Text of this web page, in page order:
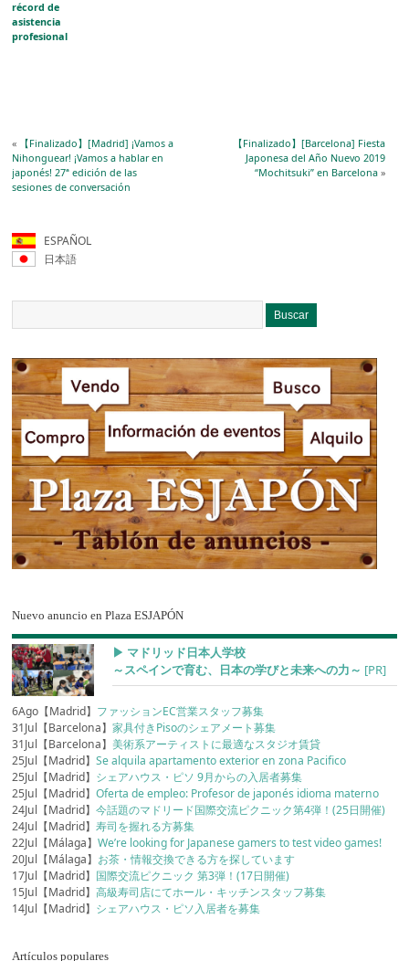
récord de
asistencia
profesional
« 【Finalizado】[Madrid] ¡Vamos a
Nihonguear! ¡Vamos a hablar en
japonés! 27ª edición de las
sesiones de conversación
【Finalizado】[Barcelona] Fiesta
Japonesa del Año Nuevo 2019
“Mochitsuki” en Barcelona»
ESPAÑOL
日本語
Nuevo anuncio en Plaza ESJAPÓN
▶︎ マドリッド日本人学校
～スペインで育む、日本の学びと未来への力～ [PR]
6Ago【Madrid】 ファッションEC営業スタッフ募集
31Jul【Barcelona】家具付きPisoのシェアメート募集
31Jul【Barcelona】美術系アーティストに最適なスタジオ賃貸
25Jul【Madrid】Se alquila apartamento exterior en zona Pacifico
25Jul【Madrid】 シェアハウス・ピソ 9月からの入居者募集
25Jul【Madrid】Oferta de empleo: Profesor de japonés idioma materno
24Jul【Madrid】今話題のマドリード国際交流ピクニック第4弾！(25日開催)
24Jul【Madrid】寿司を握れる方募集
22Jul【Málaga】We’re looking for Japanese gamers to test video games!
20Jul【Málaga】 お茶・情報交換できる方を探しています
17Jul【Madrid】 国際交流ピクニック 第3弾！(17日開催)
15Jul【Madrid】高級寿司店にてホール・キッチンスタッフ募集
14Jul【Madrid】 シェアハウス・ピソ入居者を募集
Artículos populares